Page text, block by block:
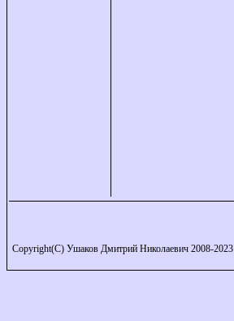
Copyright(C) Ушаков Дмитрий Николаевич 2008-2023